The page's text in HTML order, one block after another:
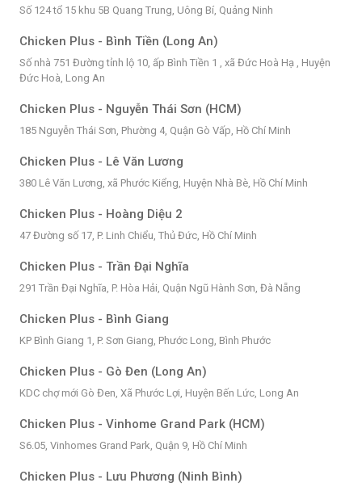
Số 124 tổ 15 khu 5B Quang Trung, Uông Bí, Quảng Ninh
Chicken Plus - Bình Tiền (Long An)
Số nhà 751 Đường tỉnh lộ 10, ấp Bình Tiền 1 , xã Đức Hoà Hạ , Huyện
Đức Hoà, Long An
Chicken Plus - Nguyễn Thái Sơn (HCM)
185 Nguyễn Thái Sơn, Phường 4, Quận Gò Vấp, Hồ Chí Minh
Chicken Plus - Lê Văn Lương
380 Lê Văn Lương, xã Phước Kiểng, Huyện Nhà Bè, Hồ Chí Minh
Chicken Plus - Hoàng Diệu 2
47 Đường số 17, P. Linh Chiểu, Thủ Đức, Hồ Chí Minh
Chicken Plus - Trần Đại Nghĩa
291 Trần Đại Nghĩa, P. Hòa Hải, Quận Ngũ Hành Sơn, Đà Nẵng
Chicken Plus - Bình Giang
KP Bình Giang 1, P. Sơn Giang, Phước Long, Bình Phước
Chicken Plus - Gò Đen (Long An)
KDC chợ mới Gò Đen, Xã Phước Lợi, Huyện Bến Lức, Long An
Chicken Plus - Vinhome Grand Park (HCM)
S6.05, Vinhomes Grand Park, Quận 9, Hồ Chí Minh
Chicken Plus - Lưu Phương (Ninh Bình)